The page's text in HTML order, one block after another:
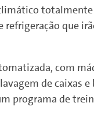
que
com
de caixas
programa de